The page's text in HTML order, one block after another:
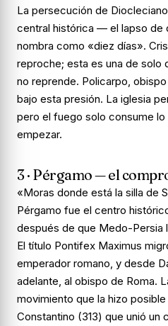
La persecución de
central histórica — el lapso de
nombra como «diez días».
reproche; esta es una de solo
no reprende. Policarpo,
bajo esta presión. La iglesia
pero el fuego solo consume lo
empezar.
3 · Pérgamo — el
«Moras donde está la silla de
Pérgamo fue el centro
después de que Medo-Persia
El título Pontifex Maximus
emperador romano, y desde
adelante, al obispo de Roma.
movimiento que la hizo
Constantino (313) que unió un